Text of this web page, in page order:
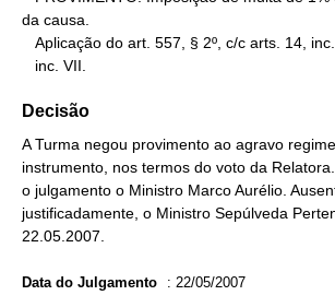
da causa.
   inc. VII.
Decisão
A Turma negou provimento ao agravo
instrumento, nos termos do voto da
o julgamento o Ministro Marco Aurélio.
justificadamente, o Ministro Sepúlveda
22.05.2007.
Data do Julgamento : 22/05/2007